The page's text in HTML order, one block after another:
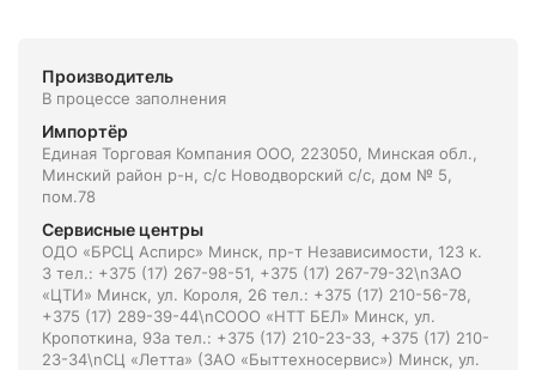
Производитель
В процессе заполнения
Импортёр
Единая Торговая Компания ООО, 223050, Минская обл.,
Минский район р-н, с/с Новодворский с/с, дом № 5,
пом.78
Сервисные центры
ОДО «БРСЦ Аспирс» Минск, пр-т Независимости, 123 к.
3 тел.: +375 (17) 267-98-51, +375 (17) 267-79-32\nЗАО
«ЦТИ» Минск, ул. Короля, 26 тел.: +375 (17) 210-56-78,
+375 (17) 289-39-44\nСООО «НТТ БЕЛ» Минск, ул.
Кропоткина, 93а тел.: +375 (17) 210-23-33, +375 (17) 210-
23-34\nСЦ «Летта» (ЗАО «Быттехносервис») Минск, ул.